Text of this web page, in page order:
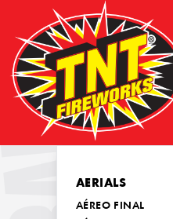
AERIALS
AÉREO FINAL